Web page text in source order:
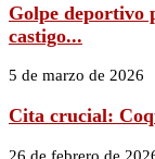
Golpe deportivo
castigo...
5 de marzo de 2026
Cita crucial:
26 de febrero de